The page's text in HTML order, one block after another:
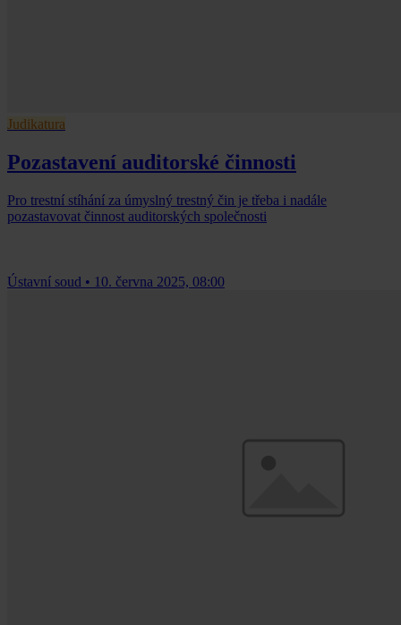
Judikatura
Pozastavení auditorské činnosti
Pro trestní stíhání za úmyslný trestný čin je třeba i nadále
pozastavovat činnost auditorských společnosti
Ústavní soud • 10. června 2025, 08:00